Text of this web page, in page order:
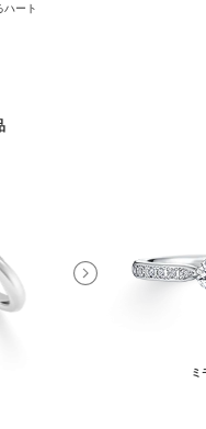
ハート
ミ